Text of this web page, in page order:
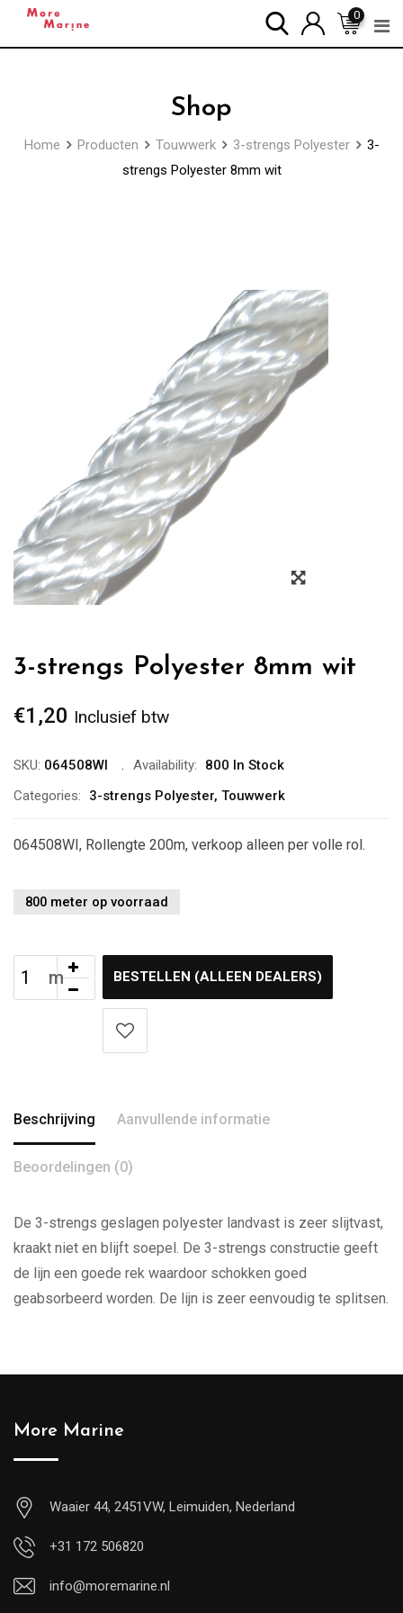
0
Shop
Home Producten Touwwerk 3-strengs Polyester
3-
strengs Polyester 8mm wit
Zoom
3-strengs Polyester 8mm wit
€1,20 Inclusief btw
SKU: 064508WI Availability:
800 In Stock
Categories:
3-strengs Polyester, Touwwerk
064508WI, Rollengte 200m, verkoop alleen per volle rol.
800 meter op voorraad
BESTELLEN (ALLEEN DEALERS)
Beschrijving Aanvullende informatie
Beoordelingen (0)
De 3-strengs geslagen polyester landvast is zeer slijtvast,
kraakt niet en blijft soepel. De 3-strengs constructie geeft
de lijn een goede rek waardoor schokken goed
geabsorbeerd worden. De lijn is zeer eenvoudig te splitsen.
More Marine
Waaier 44, 2451VW, Leimuiden, Nederland
+31 172 506820
info@moremarine.nl